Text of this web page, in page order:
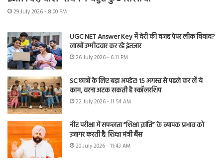
29 July 2026 - 8:00 PM
UGC NET Answer Key में देरी की वजह पेपर लीक विवाद?
लाखों उम्मीदवार कर रहे इंतजार
26 July 2026 - 6:11 PM
SC छात्रों के लिए बड़ा अपडेट! 15 अगस्त से पहले कर लें ये
काम, वरना अटक सकती है स्कॉलरशिप
22 July 2026 - 11:54 AM
नीट परीक्षा में सफलता “शिक्षा क्रांति” के व्यापक प्रभाव को
उजागर करती है: शिक्षा मंत्री बैंस
20 July 2026 - 11:43 AM